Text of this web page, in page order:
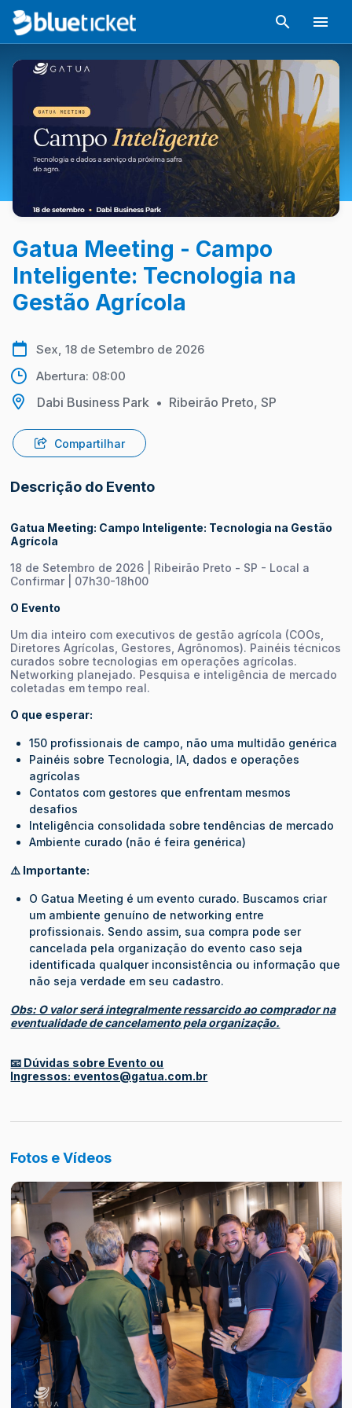
Gatua Meeting - Campo
Inteligente: Tecnologia na
Gestão Agrícola
Sex, 18 de Setembro de 2026
Abertura: 08:00
Dabi Business Park • Ribeirão Preto, SP
Compartilhar
Descrição do Evento
Gatua Meeting: Campo Inteligente: Tecnologia na Gestão
Agrícola
18 de Setembro de 2026 | Ribeirão Preto - SP - Local a
Confirmar | 07h30-18h00
O Evento
Um dia inteiro com executivos de gestão agrícola (COOs,
Diretores Agrícolas, Gestores, Agrônomos). Painéis técnicos
curados sobre tecnologias em operações agrícolas.
Networking planejado. Pesquisa e inteligência de mercado
coletadas em tempo real.
O que esperar:
150 profissionais de campo, não uma multidão genérica
Painéis sobre Tecnologia, IA, dados e operações
agrícolas
Contatos com gestores que enfrentam mesmos
desafios
Inteligência consolidada sobre tendências de mercado
Ambiente curado (não é feira genérica)
⚠️ Importante:
O Gatua Meeting é um evento curado. Buscamos criar
um ambiente genuíno de networking entre
profissionais. Sendo assim, sua compra pode ser
cancelada pela organização do evento caso seja
identificada qualquer inconsistência ou informação que
não seja verdade em seu cadastro.
Obs: O valor será integralmente ressarcido ao comprador na
eventualidade de cancelamento pela organização.
📧 Dúvidas sobre Evento ou
Ingressos: eventos@gatua.com.br
Fotos e Vídeos